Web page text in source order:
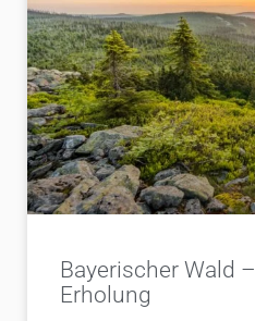
Bayerischer Wald
Erholung